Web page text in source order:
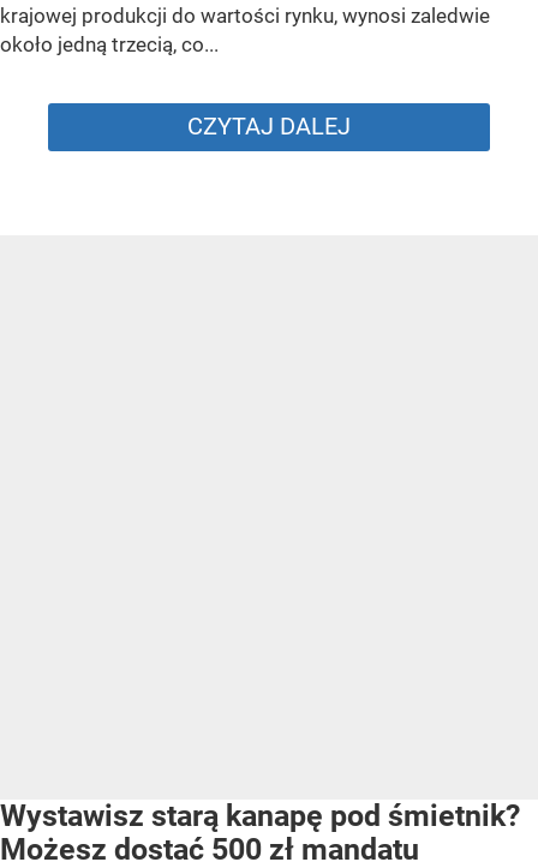
krajowej produkcji do wartości rynku, wynosi zaledwie
około jedną trzecią, co...
CZYTAJ DALEJ
Wystawisz starą kanapę pod śmietnik?
Możesz dostać 500 zł mandatu